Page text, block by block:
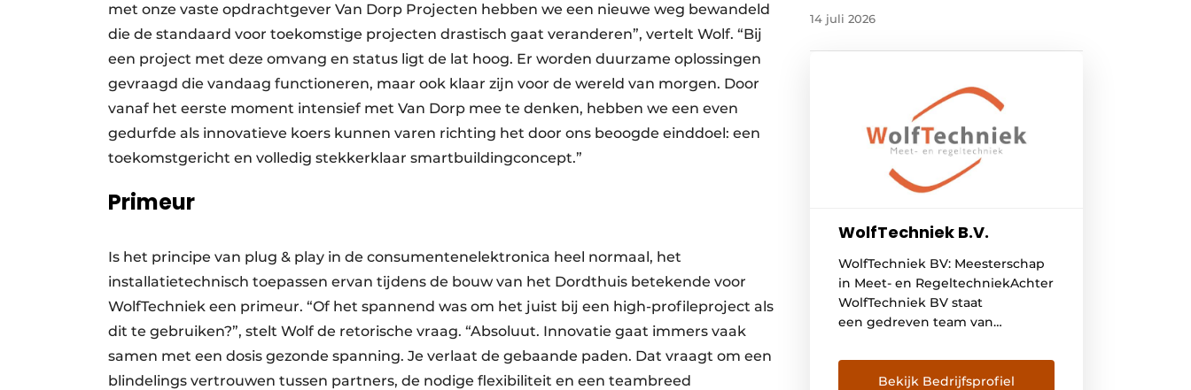
met onze vaste opdrachtgever Van Dorp Projecten hebben we een nieuwe weg bewandeld
die de standaard voor toekomstige projecten drastisch gaat veranderen”, vertelt Wolf. “Bij
een project met deze omvang en status ligt de lat hoog. Er worden duurzame oplossingen
gevraagd die vandaag functioneren, maar ook klaar zijn voor de wereld van morgen. Door
vanaf het eerste moment intensief met Van Dorp mee te denken, hebben we een even
gedurfde als innovatieve koers kunnen varen richting het door ons beoogde einddoel: een
toekomstgericht en volledig stekkerklaar smartbuildingconcept.”
Primeur
Is het principe van plug & play in de consumentenelektronica heel normaal, het
installatietechnisch toepassen ervan tijdens de bouw van het Dordthuis betekende voor
WolfTechniek een primeur. “Of het spannend was om het juist bij een high-profileproject als
dit te gebruiken?”, stelt Wolf de retorische vraag. “Absoluut. Innovatie gaat immers vaak
samen met een dosis gezonde spanning. Je verlaat de gebaande paden. Dat vraagt om een
blindelings vertrouwen tussen partners, de nodige flexibiliteit en een teambreed
14 juli 2026
WolfTechniek B.V.
WolfTechniek BV: Meesterschap
in Meet- en RegeltechniekAchter
WolfTechniek BV staat
een gedreven team van
passie voor techniek. Samen
vormen wij een deskundig
Bekijk Bedrijfsprofiel